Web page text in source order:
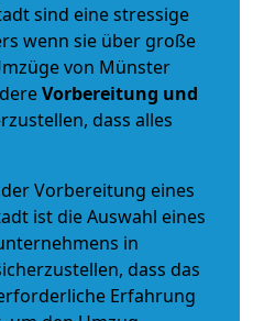
sind eine stressige
wenn sie über große
von Münster
Vorbereitung und
dass alles
Vorbereitung eines
ist die Auswahl eines
in
dass das
Erfahrung